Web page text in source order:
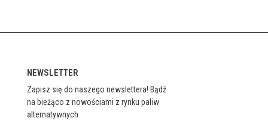
NEWSLETTER
Zapisz się do naszego newslettera! Bądź
na bieżąco z nowościami z rynku paliw
alternatywnych